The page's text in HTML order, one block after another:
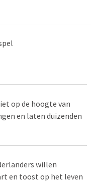
op de hoogte van
en laten duizenden
willen
en toost op het leven